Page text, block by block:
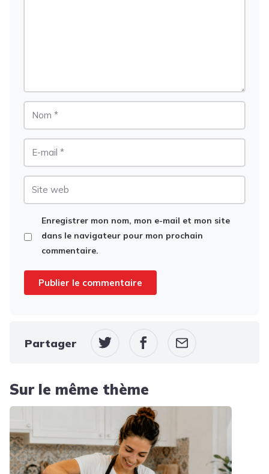
Enregistrer mon nom, mon e-mail et mon site
dans le navigateur pour mon prochain
commentaire.
Partager
Sur le même thème